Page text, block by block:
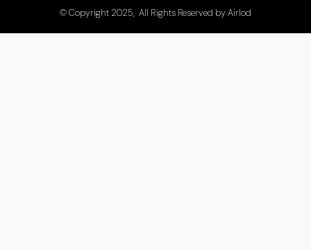
© Copyright 2025, All Rights Reserved byAirlod